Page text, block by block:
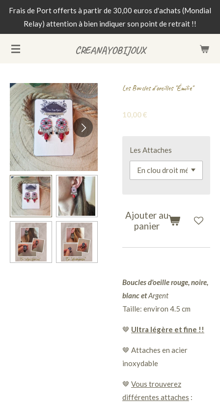
Passer
principal
CREANAYOBIJOUX
Frais de Port offerts à partir de 30,00 euros d'achats (Mondial
Relay) attention à bien indiquer son point de retrait !!
Les Boucles d'oreilles "Émilie"
10,00 €
Les Attaches
Ajouter au
panier
Boucles d'oeille rouge, noire,
blanc etArgent
Taille: environ 4.5 cm
🤎 Ultra légère et fine !!
🤎 Attaches en acier
inoxydable
🤎 Vous trouverez
différentes attaches :